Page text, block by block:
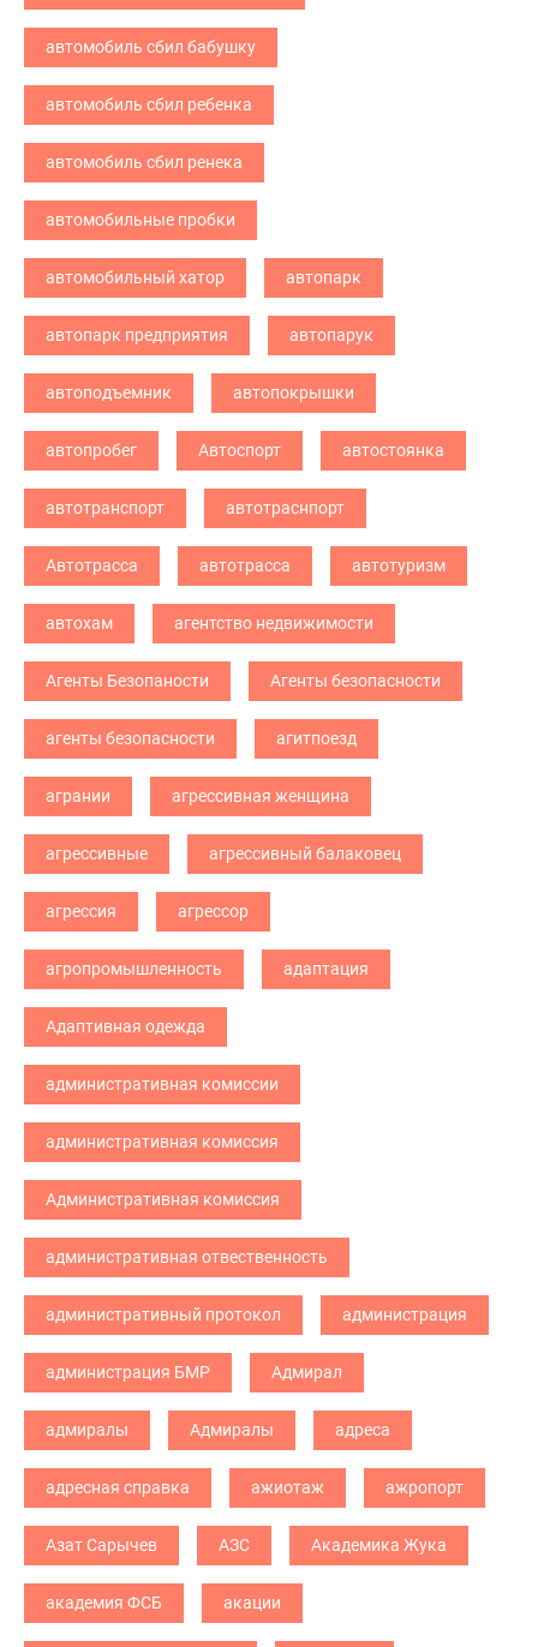
автомобиль сбил бабушку
автомобиль сбил ребенка
автомобиль сбил ренека
автомобильные пробки
автомобильный хатор автопарк
автопарк предприятия автопарук
автоподъемник автопокрышки
автопробег Автоспорт автостоянка
автотранспорт автотраснпорт
Автотрасса автотрасса автотуризм
автохам агентство недвижимости
Агенты Безопаности Агенты безопасности
агенты безопасности агитпоезд
агрании агрессивная женщина
агрессивные агрессивный балаковец
агрессия агрессор
агропромышленность адаптация
Адаптивная одежда
административная комиссии
административная комиссия
Административная комиссия
административная отвественность
административный протокол администрация
администрация БМР Адмирал
адмиралы Адмиралы адреса
адресная справка ажиотаж ажропорт
Азат Сарычев АЗС Академика Жука
академия ФСБ акации